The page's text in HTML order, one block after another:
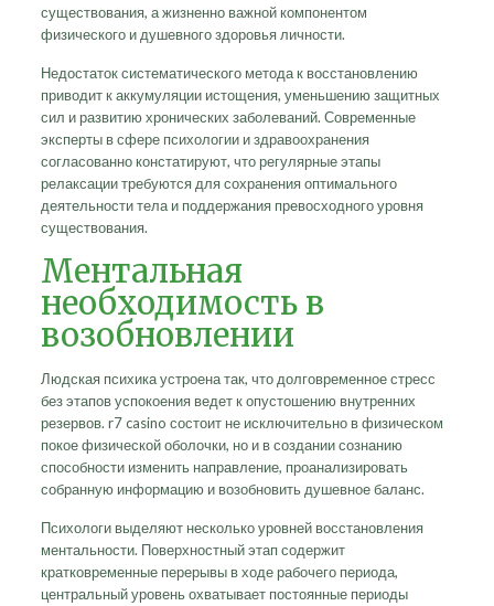
существования, а жизненно важной компонентом
физического и душевного здоровья личности.
Недостаток систематического метода к восстановлению
приводит к аккумуляции истощения, уменьшению защитных
сил и развитию хронических заболеваний. Современные
эксперты в сфере психологии и здравоохранения
согласованно констатируют, что регулярные этапы
релаксации требуются для сохранения оптимального
деятельности тела и поддержания превосходного уровня
существования.
Ментальная
необходимость в
возобновлении
Людская психика устроена так, что долговременное стресс
без этапов успокоения ведет к опустошению внутренних
резервов. r7 casino состоит не исключительно в физическом
покое физической оболочки, но и в создании сознанию
способности изменить направление, проанализировать
собранную информацию и возобновить душевное баланс.
Психологи выделяют несколько уровней восстановления
ментальности. Поверхностный этап содержит
кратковременные перерывы в ходе рабочего периода,
центральный уровень охватывает постоянные периоды